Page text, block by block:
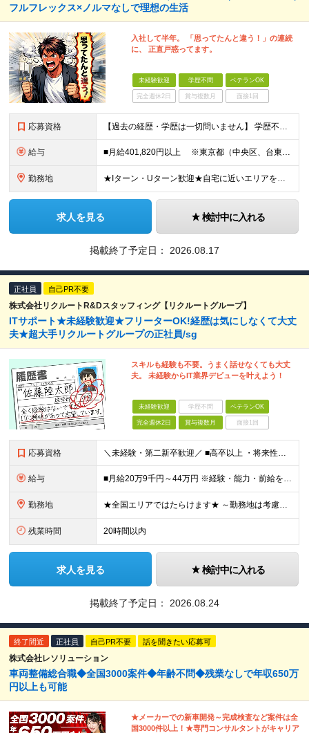
フルフレックス×ノルマなしで理想の生活
入社して半年。 「思ってたんと違う！」の連続
に、 正直戸惑ってます。
未経験歓迎 学歴不問 ベテランOK
完全週休2日 賞与複数月 面接1回
応募資格 【過去の経歴・学歴は一切問いません】 学歴不問・職種未経験歓迎・業種未経験歓迎 第二新卒・ブランクがある方も歓迎 ・普通自動車運転免許（AT限定可）をお持ちの方 Lお客様先へは社用車で訪問しますが
給与 ■月給401,820円以上 ※東京都（中央区、台東区、世田谷区、中野区、豊島区） ■月給386,820円以上 ※東京都（23区以外）、神奈川県、愛知県〈名古屋市〉、大阪府、京都府、兵庫県、滋賀県
勤務地 ★Iターン・Uターン歓迎★自宅に近いエリアを選べます 東京/大阪/愛知/神奈川/埼玉/福岡/北海道/山形/茨城/群馬/千葉/山梨/岐阜/静岡/長野/富山/石川/福井/三重/滋賀/京都/兵庫/島根/岡山
求人を見る 検討中に入れる
掲載終了予定日： 2026.08.17
正社員 自己PR不要
株式会社リクルートR&Dスタッフィング【リクルートグループ】
ITサポート★未経験歓迎★フリーターOK!経歴は気にしなくて大丈
夫★超大手リクルートグループの正社員/sg
スキルも経験も不要。うまく話せなくても大丈
夫。 未経験からIT業界デビューを叶えよう！
未経験歓迎 学歴不問 ベテランOK
完全週休2日 賞与複数月 面接1回
応募資格 ＼未経験・第二新卒歓迎／ ■高卒以上 ・将来性がありそうだと思ったから ・正社員としてしっかり稼ぎたい ・手に職つけたくて など志望理由は何でもOK！ 仕事は1からレクチャーしますので、 全くの未経
給与 ■月給20万9千円～44万円 ※経験・能力・前給を考慮の上、決定いたします ※時間外手当100％支給 ※派遣就業先が変更となる場合には、就業規則、労使協定等に基づき賃金が変更となる可能性があります
勤務地 ★全国エリアではたらけます★ ～勤務地は考慮します～ ■東北エリア／青森・岩手・宮城・秋田・山形・福島 ■関東エリア／東京・埼玉・神奈川・千葉・茨城・栃木・群馬 ■北信越エリア／長野・山梨・福井 ■
残業時間 20時間以内
求人を見る 検討中に入れる
掲載終了予定日： 2026.08.24
終了間近 正社員 自己PR不要 話を聞きたい応募可
株式会社レソリューション
車両整備総合職◆全国3000案件◆年齢不問◆残業なしで年収650万
円以上も可能
★メーカーでの新車開発～完成検査など案件は全
国3000件以上！★専門コンサルタントがキャリア